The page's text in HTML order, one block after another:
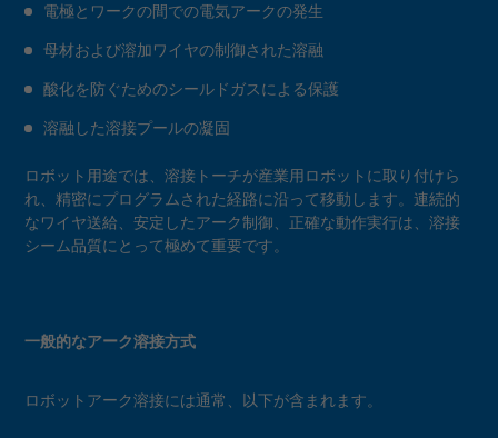
電極とワークの間での電気アークの発生
母材および溶加ワイヤの制御された溶融
酸化を防ぐためのシールドガスによる保護
溶融した溶接プールの凝固
ロボット用途では、溶接トーチが産業用ロボットに取り付けら
れ、精密にプログラムされた経路に沿って移動します。連続的
なワイヤ送給、安定したアーク制御、正確な動作実行は、溶接
シーム品質にとって極めて重要です。
一般的なアーク溶接方式
ロボットアーク溶接には通常、以下が含まれます。